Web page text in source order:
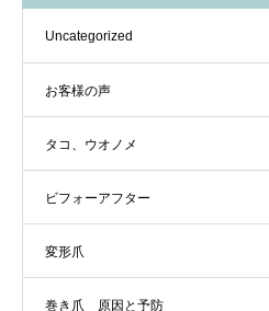
Uncategorized
お客様の声
タコ、ウオノメ
ビフォーアフター
変形爪
巻き爪 原因と予防